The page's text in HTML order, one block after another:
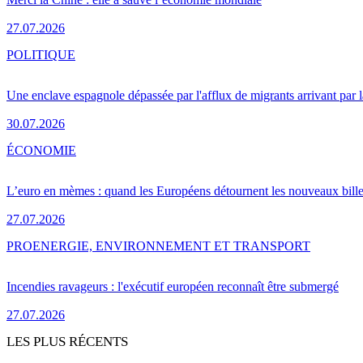
27.07.2026
Une enclave espagnole dépassée par l'afflux de migrants arrivant par
30.07.2026
POLITIQUE
L’euro en mèmes : quand les Européens détournent les nouveaux
27.07.2026
ÉCONOMIE
Incendies ravageurs : l'exécutif européen reconnaît être submergé
27.07.2026
PROENERGIE, ENVIRONNEMENT ET TRANSPORT
LES PLUS RÉCENTS